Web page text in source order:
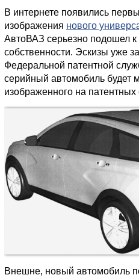
В интернете появились
изображения нового
АвтоВАЗ серьезно подошел к
собственности. Эскизы уже
Федеральной патентной
серийный автомобиль будет
изображенного на патентных
Внешне, новый автомобиль